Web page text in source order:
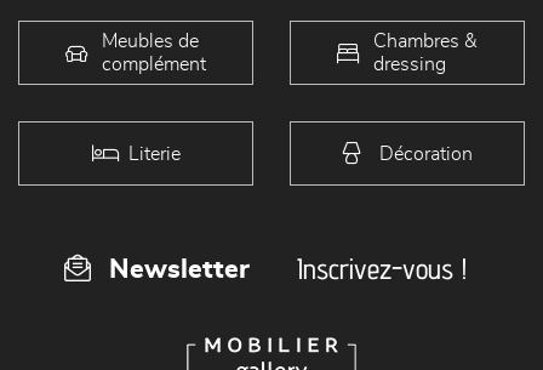
Meubles de
complément
Chambres &
dressing
Literie Décoration
Newsletter Inscrivez-vous !